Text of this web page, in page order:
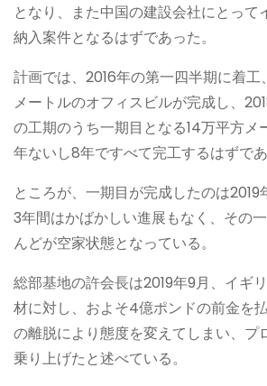
となり、また中国の建設会社にとって
納入案件となるはずであった。
計画では、2016年の第一四半期に着
メートルのオフィスビルが完成し、
の工期のうち一期目となる14万平方メ
年ないし8年ですべて完工するはずであ
ところが、一期目が完成したのは
3年間はかばかしい進展もなく、その
んどが空家状態となっている。
総部基地の許会長は2019年9月、イギ
材に対し、およそ4億ポンドの前金を
の離脱により態度を変えてしまい、プ
乗り上げたと述べている。